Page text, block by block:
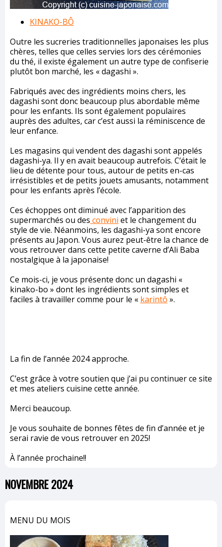
KINAKO-BÔ
Outre les sucreries traditionnelles japonaises les plus
chères, telles que celles servies lors des cérémonies
du thé, il existe également un autre type de confiserie
plutôt bon marché, les « dagashi ».
Fabriqués avec des ingrédients moins chers, les
dagashi sont donc beaucoup plus abordable même
pour les enfants. Ils sont également populaires
auprès des adultes, car c’est aussi la réminiscence de
leur enfance.
Les magasins qui vendent des dagashi sont appelés
dagashi-ya. Il y en avait beaucoup autrefois. C’était le
lieu de détente pour tous, autour de petits en-cas
irrésistibles et de petits jouets amusants, notamment
pour les enfants après l’école.
Ces échoppes ont diminué avec l’apparition des
supermarchés ou des convini et le changement du
style de vie. Néanmoins, les dagashi-ya sont encore
présents au Japon. Vous aurez peut-être la chance de
vous retrouver dans cette petite caverne d’Ali Baba
nostalgique à la japonaise!
Ce mois-ci, je vous présente donc un dagashi «
kinako-bo » dont les ingrédients sont simples et
faciles à travailler comme pour le « karintô ».
La fin de l’année 2024 approche.
C’est grâce à votre soutien que j’ai pu continuer ce site
et mes ateliers cuisine cette année.
Merci beaucoup.
Je vous souhaite de bonnes fêtes de fin d’année et je
serai ravie de vous retrouver en 2025!
À l’année prochaine!!
NOVEMBRE 2024
MENU DU MOIS